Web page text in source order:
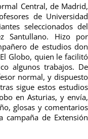
Central, de Madrid,
de Universidad
seleccionados del
Santullano. Hizo por
de estudios don
Globo, quien le facilitó
algunos trabajos. De
normal, y dispuesto
sigue estos estudios
en Asturias, y envía,
glosas y comentarios
campaña de Extensión